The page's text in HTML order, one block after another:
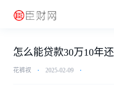
怎么能贷款30万10年还
花裤衩 ⋅ 2025-02-09 ⋅